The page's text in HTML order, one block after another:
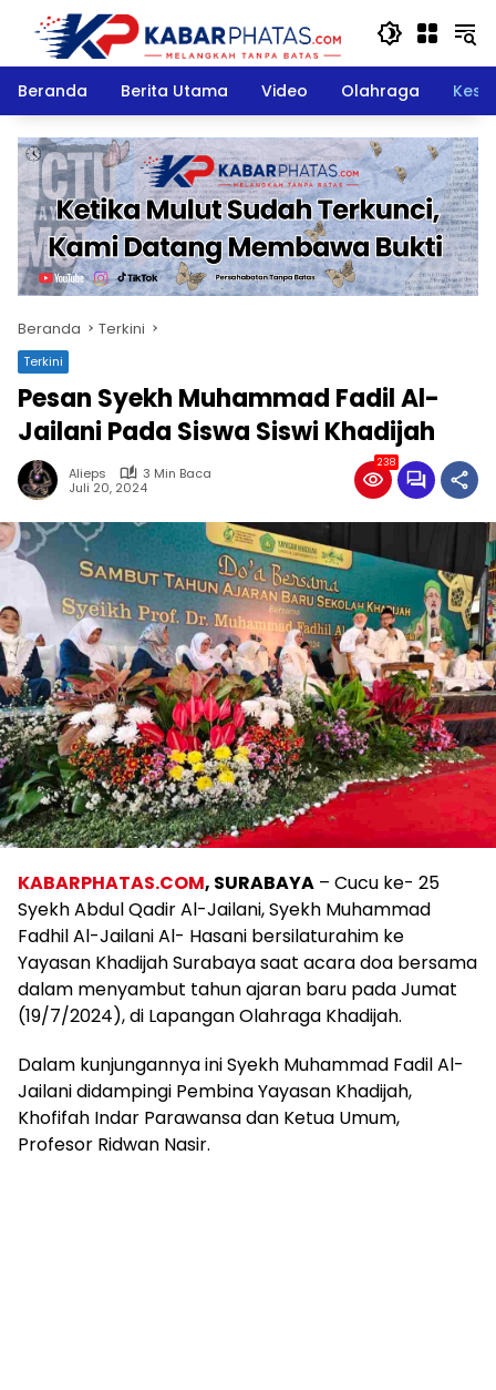
Langsung
konten
Beranda
Berita Utama Video Olahraga
Beranda Terkini
Terkini
Pesan Syekh Muhammad Fadil Al-
Jailani Pada Siswa Siswi Khadijah
Alieps
3 Min Baca
Juli 20, 2024
238
KABARPHATAS.COM, SURABAYA – Cucu ke- 25
Syekh Abdul Qadir Al-Jailani, Syekh Muhammad
Fadhil Al-Jailani Al- Hasani bersilaturahim ke
Yayasan Khadijah Surabaya saat acara doa bersama
dalam menyambut tahun ajaran baru pada Jumat
(19/7/2024), di Lapangan Olahraga Khadijah.
Dalam kunjungannya ini Syekh Muhammad Fadil Al-
Jailani didampingi Pembina Yayasan Khadijah,
Khofifah Indar Parawansa dan Ketua Umum,
Profesor Ridwan Nasir.